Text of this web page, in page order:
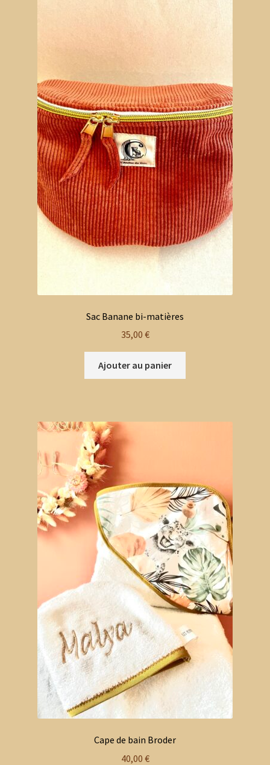
Sac Banane bi-matières
35,00 €
Ajouter au panier
Cape de bain Broder
40,00 €